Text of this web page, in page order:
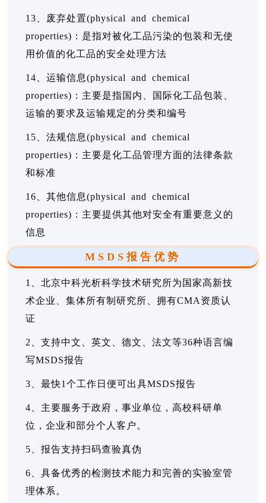
13、废弃处置(physical and chemical
properties)：是指对被化工品污染的包装和无使
用价值的化工品的安全处理方法
14、运输信息(physical and chemical
properties)：主要是指国内、国际化工品包装、
运输的要求及运输规定的分类和编号
15、法规信息(physical and chemical
properties)：主要是化工品管理方面的法律条款
和标准
16、其他信息(physical and chemical
properties)：主要提供其他对安全有重要意义的
信息
MSDS报告优势
1、北京中科光析科学技术研究所为国家高新技
术企业、集体所有制研究所、拥有CMA资质认
证
2、支持中文、英文、德文、法文等36种语言编
写MSDS报告
3、最快1个工作日便可出具MSDS报告
4、主要服务于政府，事业单位，高校科研单
位，企业和部分个人客户。
5、报告支持扫码查验真伪
6、具备优秀的检测技术能力和完善的实验室管
理体系。